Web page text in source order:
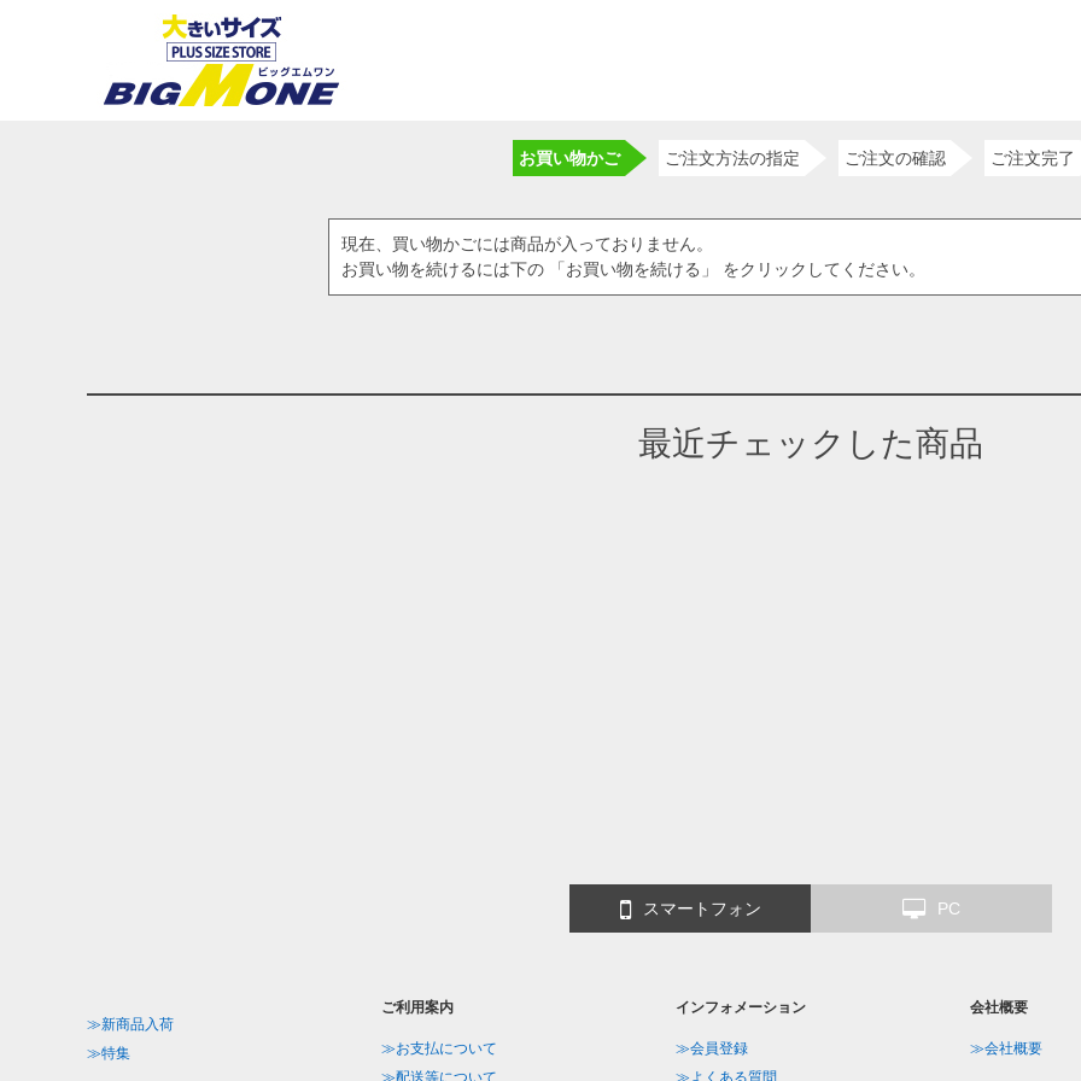
お買い物かご ご注文方法の指定 ご注文の確認 ご注文完了
現在、買い物かごには商品が入っておりません。
お買い物を続けるには下の 「お買い物を続ける」 をクリックしてください。
最近チェックした商品
スマートフォン PC
≫新商品入荷
≫特集
ご利用案内
≫お支払について
≫配送等について
インフォメーション
≫会員登録
≫よくある質問
会社概要
≫会社概要